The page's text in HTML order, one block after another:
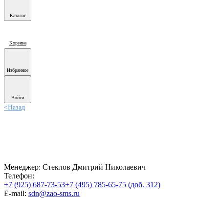
Каталог
Корзина
Избранное
Войти
<Назад
Менеджер: Стеклов Дмитрий Николаевич
Телефон:
+7 (925) 687-73-53+7 (495) 785-65-75 (доб. 312)
E-mail: sdn@zao-sms.ru